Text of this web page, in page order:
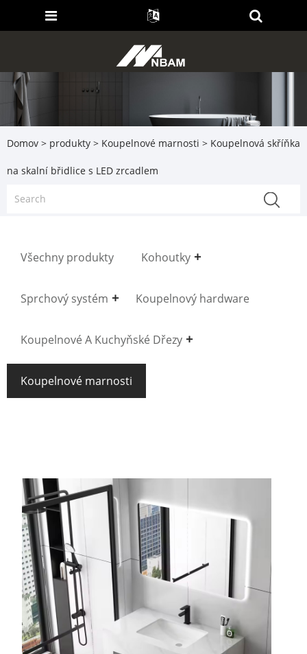
Domov > produkty > Koupelnové marnosti > Koupelnová skříňka
na skalní břidlice s LED zrcadlem
Všechny produkty Kohoutky
Sprchový systém Koupelnový hardware
Koupelnové A Kuchyňské Dřezy
Koupelnové marnosti